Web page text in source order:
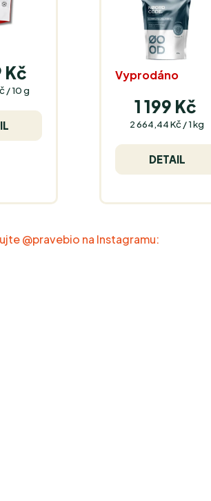
Kč
/ 10 g
Vyprodáno
1 199 Kč
Měrná
2 664,44 Kč / 1 kg
DETAIL
@pravebio na Instagramu: